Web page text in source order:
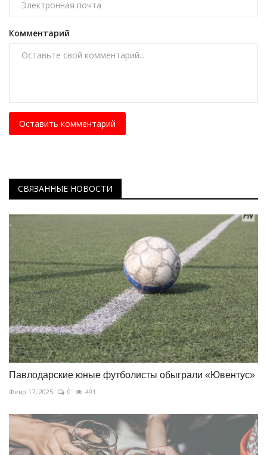
Комментарий
Оставить комментарий
СВЯЗАННЫЕ НОВОСТИ
Павлодарские юные футболисты обыграли «Ювентус»
Февр 17, 2025 0 491